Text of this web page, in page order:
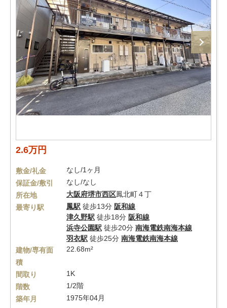
2.6万円
敷金/礼金
なし/1ヶ月
保証金/敷引
なし/なし
所在地
大阪府堺市西区鳳北町４丁
最寄り駅
鳳駅 徒歩13分 阪和線
津久野駅 徒歩18分 阪和線
浜寺公園駅 徒歩20分 南海電鉄南海本線
羽衣駅 徒歩25分 南海電鉄南海本線
建物/専有面
積
22.68m²
間取り
1K
階数
1/2階
築年月
1975年04月